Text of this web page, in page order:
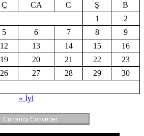
Ç CA C Ş
B
1
2
5 6 7 8
9
12 13 14 15
16
19 20 21 22
23
26 27 28 29
30
« İyl
Currency Converter